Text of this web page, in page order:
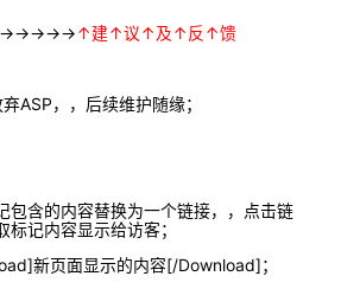
↑建↑议↑及↑反↑馈
ASP，，后续维护随缘；
包含的内容替换为一个链接，，点击链
记内容显示给访客；
新页面显示的内容[/Download]；